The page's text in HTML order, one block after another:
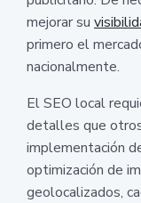
mejorar su
primero el
nacionalmente.
El SEO local
detalles que
implementación
optimización de
geolocalizados,